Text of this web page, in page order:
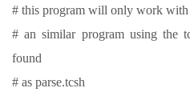
# this program will only work with
# an similar program using the
found
# as parse.tcsh